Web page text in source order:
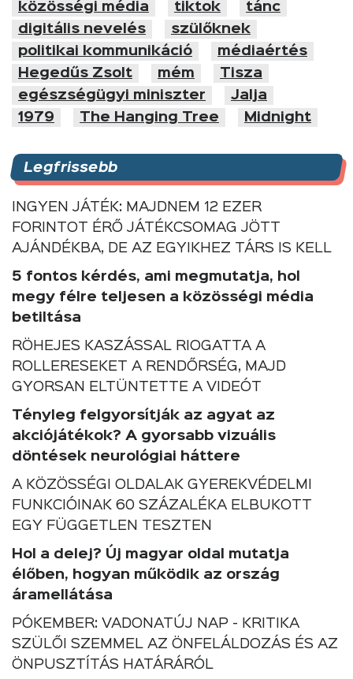
közösségi média tiktok
tánc
digitális nevelés
szülőknek
politikai kommunikáció
médiaértés
Hegedűs Zsolt
mém
Tisza
egészségügyi miniszter
Jalja
1979
The Hanging Tree Midnight
Legfrissebb
INGYEN JÁTÉK: MAJDNEM 12 EZER
FORINTOT ÉRŐ JÁTÉKCSOMAG JÖTT
AJÁNDÉKBA, DE AZ EGYIKHEZ TÁRS IS KELL
5 fontos kérdés, ami megmutatja, hol
megy félre teljesen a közösségi média
betiltása
RÖHEJES KASZÁSSAL RIOGATTA A
ROLLERESEKET A RENDŐRSÉG, MAJD
GYORSAN ELTÜNTETTE A VIDEÓT
Tényleg felgyorsítják az agyat az
akciójátékok? A gyorsabb vizuális
döntések neurológiai háttere
A KÖZÖSSÉGI OLDALAK GYEREKVÉDELMI
FUNKCIÓINAK 60 SZÁZALÉKA ELBUKOTT
EGY FÜGGETLEN TESZTEN
Hol a delej? Új magyar oldal mutatja
élőben, hogyan működik az ország
áramellátása
PÓKEMBER: VADONATÚJ NAP - KRITIKA
SZÜLŐI SZEMMEL AZ ÖNFELÁLDOZÁS ÉS AZ
ÖNPUSZTÍTÁS HATÁRÁRÓL